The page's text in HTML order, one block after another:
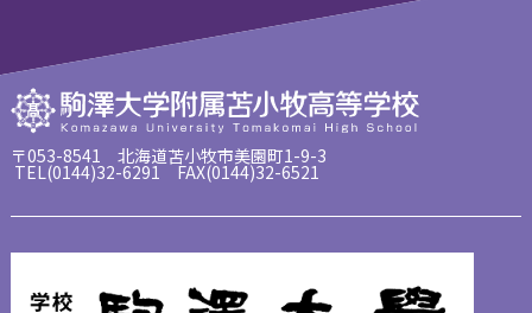
〒053-8541 北海道苫小牧市美園町1-9-3
TEL(0144)32-6291 FAX(0144)32-6521